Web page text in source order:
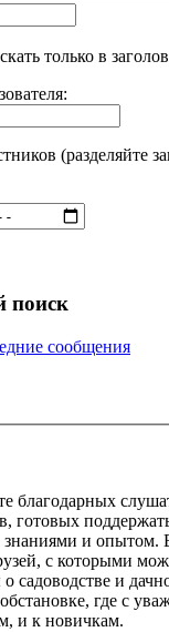
только в
(разделяйте
поиск
сообщения
благодарных
готовых
знаниями и опытом.
с которыми
садоводстве и
где с
и к новичкам.